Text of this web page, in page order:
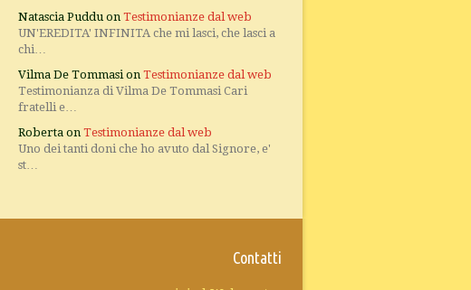
Natascia Puddu on Testimonianze dal web
UN'EREDITA' INFINITA che mi lasci, che lasci a
chi…
Vilma De Tommasi on Testimonianze dal web
Testimonianza di Vilma De Tommasi Cari
fratelli e…
Roberta on Testimonianze dal web
Uno dei tanti doni che ho avuto dal Signore, e'
st…
Contatti